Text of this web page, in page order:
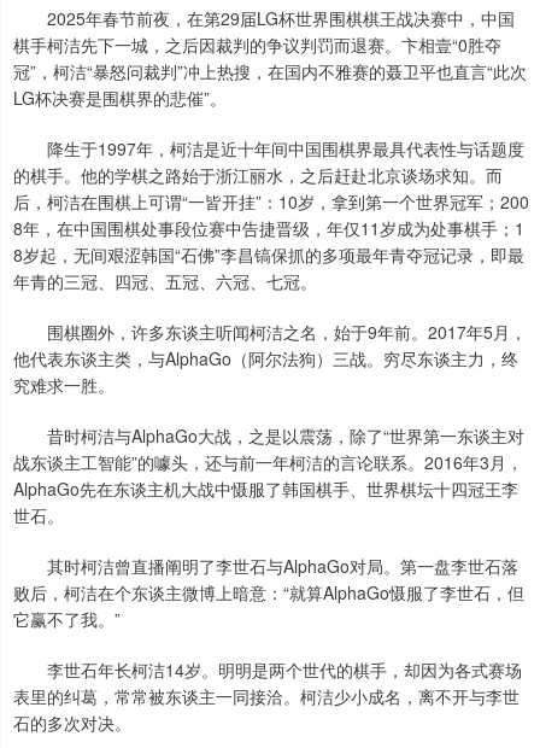
2025年春节前夜，在第29届LG杯世界围棋棋王战决赛中，中国
棋手柯洁先下一城，之后因裁判的争议判罚而退赛。卞相壹“0胜夺
冠”，柯洁“暴怒问裁判”冲上热搜，在国内不雅赛的聂卫平也直言“此次
LG杯决赛是围棋界的悲催”。
降生于1997年，柯洁是近十年间中国围棋界最具代表性与话题度
的棋手。他的学棋之路始于浙江丽水，之后赶赴北京谈场求知。而
后，柯洁在围棋上可谓“一皆开挂”：10岁，拿到第一个世界冠军；200
8年，在中国围棋处事段位赛中告捷晋级，年仅11岁成为处事棋手；1
8岁起，无间艰涩韩国“石佛”李昌镐保抓的多项最年青夺冠记录，即最
年青的三冠、四冠、五冠、六冠、七冠。
围棋圈外，许多东谈主听闻柯洁之名，始于9年前。2017年5月，
他代表东谈主类，与AlphaGo（阿尔法狗）三战。穷尽东谈主力，终
究难求一胜。
昔时柯洁与AlphaGo大战，之是以震荡，除了“世界第一东谈主对
战东谈主工智能”的噱头，还与前一年柯洁的言论联系。2016年3月，
AlphaGo先在东谈主机大战中慑服了韩国棋手、世界棋坛十四冠王李
世石。
其时柯洁曾直播阐明了李世石与AlphaGo对局。第一盘李世石落
败后，柯洁在个东谈主微博上暗意：“就算AlphaGo慑服了李世石，但
它赢不了我。”
李世石年长柯洁14岁。明明是两个世代的棋手，却因为各式赛场
表里的纠葛，常常被东谈主一同接洽。柯洁少小成名，离不开与李世
石的多次对决。